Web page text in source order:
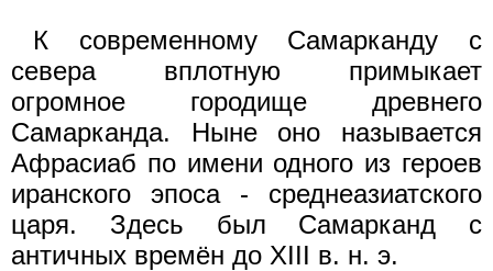
К современному Самарканду с
севера вплотную примыкает
огромное городище древнего
Самарканда. Ныне оно называется
Афрасиаб по имени одного из героев
иранского эпоса - среднеазиатского
царя. Здесь был Самарканд с
античных времён до XIII в. н. э.